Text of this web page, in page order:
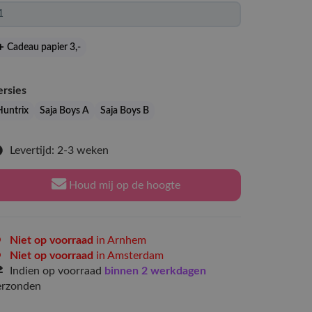
Cadeau papier 3,-
Saja Boys A Saja Boys B
Levertijd: 2-3 weken
Houd mij op de hoogte
Niet op voorraad in Arnhem
Niet op voorraad in Amsterdam
Indien op voorraad binnen 2 werkdagen